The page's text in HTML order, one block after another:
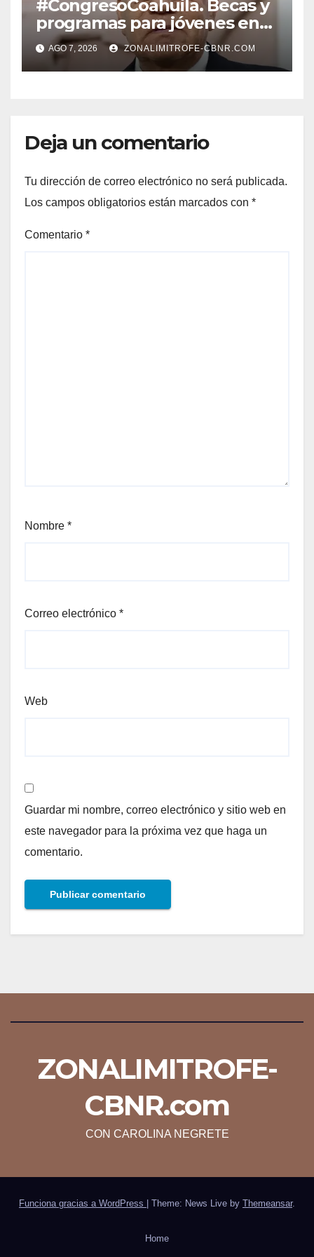
#CongresoCoahuila. Becas y
programas para jóvenes en
áreas agropecuarias, plantea
Raúl Onofre
AGO 7, 2026 ZONALIMITROFE-CBNR.COM
Deja un comentario
Tu dirección de correo electrónico no será publicada.
Los campos obligatorios están marcados con *
Comentario *
Nombre *
Correo electrónico *
Web
Guardar mi nombre, correo electrónico y sitio web en
este navegador para la próxima vez que haga un
comentario.
ZONALIMITROFE-
CBNR.com
CON CAROLINA NEGRETE
Funciona gracias a WordPress | Theme: News Live by Themeansar.
Home